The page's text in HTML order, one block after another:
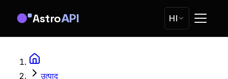
AstroAPI HI
उत्पाद